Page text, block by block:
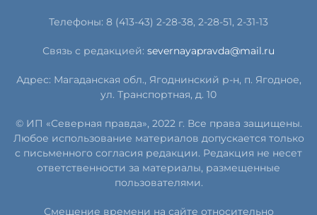
Телефоны: 8 (413-43) 2-28-38, 2-28-51, 2-31-13
Связь с редакцией: severnayapravda@mail.ru
Адрес: Магаданская обл., Ягоднинский р-н, п. Ягодное,
ул. Транспортная, д. 10
© ИП «Северная правда», 2022 г. Все права защищены.
Любое использование материалов допускается только
с письменного согласия редакции. Редакция не несет
ответственности за материалы, размещенные
пользователями.
Смещение времени на сайте относительно